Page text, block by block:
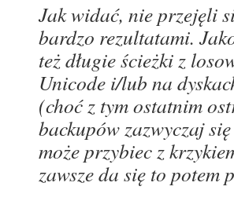
Jak widać, nie przejęli
bardzo rezultatami.
też długie ścieżki z
Unicode i/lub na
(choć z tym ostatnim
backupów zazwyczaj
może przybiec z
zawsze da się to potem